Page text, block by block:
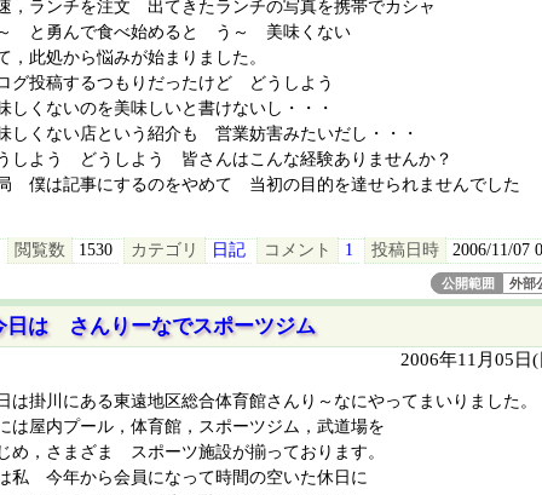
，ランチを注文 出てきたランチの写真を携帯でカシャ
と勇んで食べ始めると う～ 美味くない
，此処から悩みが始まりました。
グ投稿するつもりだったけど どうしよう
しくないのを美味しいと書けないし・・・
しくない店という紹介も 営業妨害みたいだし・・・
しよう どうしよう 皆さんはこんな経験ありませんか？
僕は記事にするのをやめて 当初の目的を達せられませんでした
閲覧数 1530 カテゴリ 日記 コメント 1 投稿日時 2006/11/07
公開範囲 外部
日は さんりーなでスポーツジム
2006年11月05日
は掛川にある東遠地区総合体育館さんり～なにやってまいりました。
は屋内プール，体育館，スポーツジム，武道場を
め，さまざま スポーツ施設が揃っております。
私 今年から会員になって時間の空いた休日に